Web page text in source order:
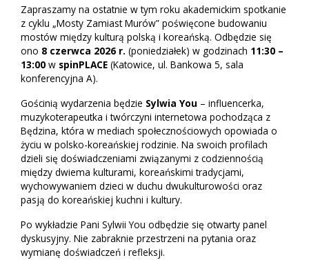
Zapraszamy na ostatnie w tym roku akademickim spotkanie
z cyklu „Mosty Zamiast Murów” poświęcone budowaniu
mostów między kulturą polską i koreańską. Odbędzie się
ono 8 czerwca 2026 r. (poniedziałek) w godzinach 11:30 –
13:00 w spinPLACE (Katowice, ul. Bankowa 5, sala
konferencyjna A).
Gościnią wydarzenia będzie Sylwia You – influencerka,
muzykoterapeutka i twórczyni internetowa pochodząca z
Będzina, która w mediach społecznościowych opowiada o
życiu w polsko-koreańskiej rodzinie. Na swoich profilach
dzieli się doświadczeniami związanymi z codziennością
między dwiema kulturami, koreańskimi tradycjami,
wychowywaniem dzieci w duchu dwukulturowości oraz
pasją do koreańskiej kuchni i kultury.
Po wykładzie Pani Sylwii You odbędzie się otwarty panel
dyskusyjny. Nie zabraknie przestrzeni na pytania oraz
wymianę doświadczeń i refleksji.